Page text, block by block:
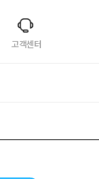
고객센터